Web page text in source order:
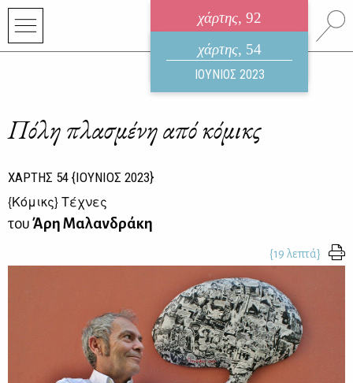
χάρτης, 92
ηλεκτρονικό περιοδικό
ΑΥΓΟΥΣΤΟΣ 2026
χάρτης, 54
ΙΟΥΝΙΟΣ 2023
Πόλη πλασμένη από κόμικς
ΧΑΡΤΗΣ 54 {ΙΟΥΝΙΟΣ 2023}
{Κόμικς} Τέχνες
τουΆρη Μαλανδράκη
{19 λεπτά}